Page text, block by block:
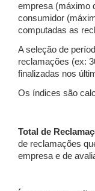
empresa (máximo
consumidor
computadas as
A seleção de
reclamações (ex:
finalizadas nos
Os índices são
Total de
de reclamações
empresa e de